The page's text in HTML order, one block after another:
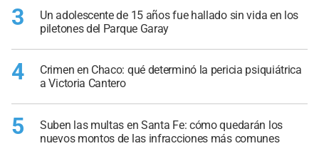
3
Un adolescente de 15 años fue hallado sin vida en los
piletones del Parque Garay
4
Crimen en Chaco: qué determinó la pericia psiquiátrica
a Victoria Cantero
5
Suben las multas en Santa Fe: cómo quedarán los
nuevos montos de las infracciones más comunes